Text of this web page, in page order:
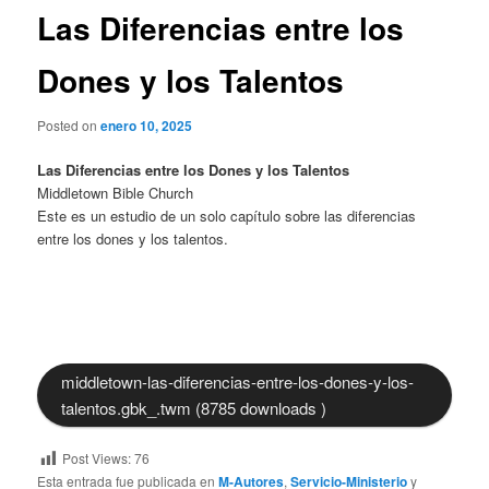
Las Diferencias entre los
Dones y los Talentos
Posted onenero 10, 2025
Las Diferencias entre los Dones y los Talentos
Middletown Bible Church
Este es un estudio de un solo capítulo sobre las diferencias
entre los dones y los talentos.
middletown-las-diferencias-entre-los-dones-y-los-
talentos.gbk_.twm (8785 downloads )
Post Views:76
Esta entrada fue publicada enM-Autores,Servicio-Ministerioy